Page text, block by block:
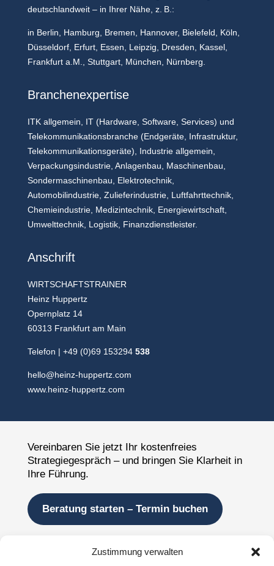
Zustimmung verwalten
deutschlandweit – in Ihrer Nähe, z. B.:
in Berlin, Hamburg, Bremen, Hannover, Bielefeld, Köln,
Düsseldorf, Erfurt, Essen, Leipzig, Dresden, Kassel,
Frankfurt a.M., Stuttgart, München, Nürnberg.
Branchenexpertise
ITK allgemein, IT (Hardware, Software, Services) und
Telekommunikationsbranche (Endgeräte, Infrastruktur,
Telekommunikationsgeräte), Industrie allgemein,
Verpackungsindustrie, Anlagenbau, Maschinenbau,
Sondermaschinenbau, Elektrotechnik,
Automobilindustrie, Zulieferindustrie, Luftfahrttechnik,
Chemieindustrie, Medizintechnik, Energiewirtschaft,
Umwelttechnik, Logistik, Finanzdienstleister.
Anschrift
WIRTSCHAFTSTRAINER
Heinz Huppertz
Opernplatz 14
60313 Frankfurt am Main
Telefon | +49 (0)69 153294 538
hello@heinz-huppertz.com
www.heinz-huppertz.com
Vereinbaren Sie jetzt Ihr kostenfreies
Strategiegespräch – und bringen Sie Klarheit in
Ihre Führung.
Beratung starten – Termin buchen
Unternehmensressourcen